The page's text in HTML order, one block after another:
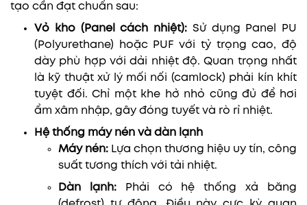
tạo cần đạt chuẩn sau:
Vỏ kho (Panel cách nhiệt): Sử dụng Panel PU
(Polyurethane) hoặc PUF với tỷ trọng cao, độ
dày phù hợp với dải nhiệt độ. Quan trọng nhất
là kỹ thuật xử lý mối nối (camlock) phải kín khít
tuyệt đối. Chỉ một khe hở nhỏ cũng đủ để hơi
ẩm xâm nhập, gây đóng tuyết và rò rỉ nhiệt.
Hệ thống máy nén và dàn lạnh
Máy nén: Lựa chọn thương hiệu uy tín, công
suất tương thích với tải nhiệt.
Dàn lạnh:
Phải có hệ thống xả băng